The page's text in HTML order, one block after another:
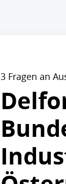
3 Fragen an